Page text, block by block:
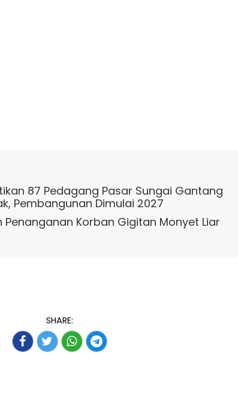
87 Pedagang Pasar Sungai Gantang
Pembangunan Dimulai 2027
Penanganan Korban Gigitan Monyet Liar
SHARE: